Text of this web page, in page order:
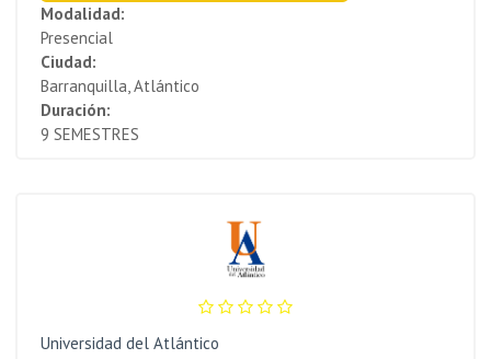
Modalidad:
Presencial
Ciudad:
Barranquilla, Atlántico
Duración:
9 SEMESTRES
Universidad del Atlántico